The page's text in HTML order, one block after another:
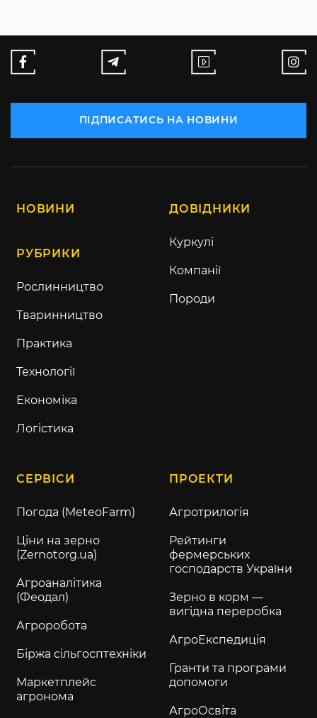
ПІДПИСАТИСЬ НА НОВИНИ
НОВИНИ
РУБРИКИ
Рослинництво
Тваринництво
Практика
Технології
Економіка
Логістика
ДОВІДНИКИ
Куркулі
Компанії
Породи
СЕРВІСИ
Погода (MeteoFarm)
Ціни на зерно
(Zernotorg.ua)
Агроаналітика
(Феодал)
Агроробота
Біржа сільгосптехніки
Маркетплейс
агронома
ПРОЕКТИ
Агротрилогія
Рейтинги
фермерських
господарств України
Зерно в корм —
вигідна переробка
АгроЕкспедиція
Гранти та програми
допомоги
АгроОсвіта